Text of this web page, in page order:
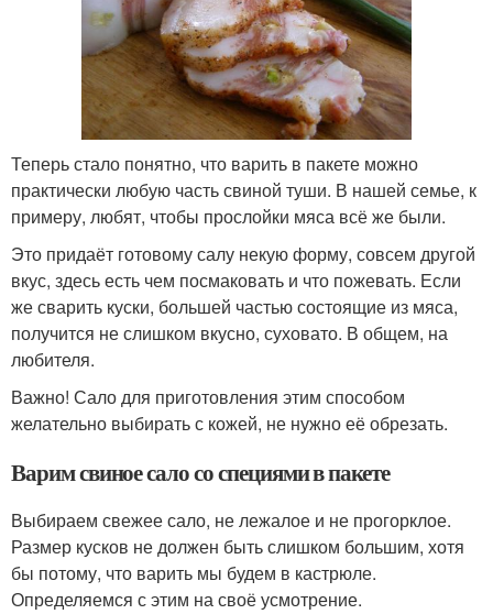
Теперь стало понятно, что варить в пакете можно
практически любую часть свиной туши. В нашей семье, к
примеру, любят, чтобы прослойки мяса всё же были.
Это придаёт готовому салу некую форму, совсем другой
вкус, здесь есть чем посмаковать и что пожевать. Если
же сварить куски, большей частью состоящие из мяса,
получится не слишком вкусно, суховато. В общем, на
любителя.
Важно! Сало для приготовления этим способом
желательно выбирать с кожей, не нужно её обрезать.
Варим свиное сало со специями в пакете
Выбираем свежее сало, не лежалое и не прогорклое.
Размер кусков не должен быть слишком большим, хотя
бы потому, что варить мы будем в кастрюле.
Определяемся с этим на своё усмотрение.